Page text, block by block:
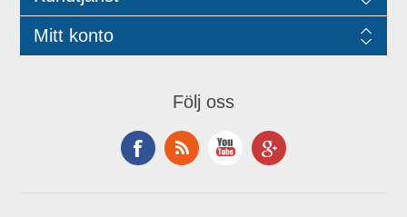
Mitt konto
Följ oss